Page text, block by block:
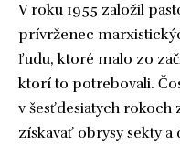
V roku 1955 založil
prívrženec
ľudu, ktoré malo zo
ktorí to potrebovali.
v šesťdesiatych rokoch
získavať obrysy sekty